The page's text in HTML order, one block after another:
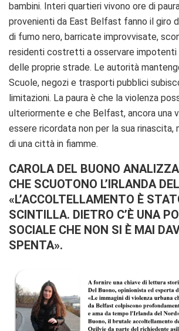
bambini. Interi quartieri vivono ore di
provenienti da East Belfast fanno il giro
di fumo nero, barricate improvvisate,
residenti costretti a osservare impotenti
delle proprie strade. Le autorità
Scuole, negozi e trasporti pubblici
limitazioni. La paura è che la violenza
ulteriormente e che Belfast, ancora una
essere ricordata non per la sua rinascita,
di una città in fiamme.
CAROLA DEL BUONO
CHE SCUOTONO L’IRLANDA
«L’ACCOLTELLAMENTO È
SCINTILLA. DIETRO C’È UNA
SOCIALE CHE NON SI È MAI
SPENTA».